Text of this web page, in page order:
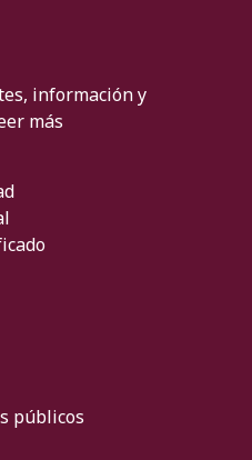
información y
más
públicos